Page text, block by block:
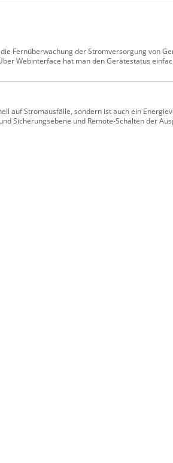
Fernüberwachung der Stromversorgung von
Webinterface hat man den Gerätestatus
auf Stromausfälle, sondern ist auch ein
Sicherungsebene und Remote-Schalten der